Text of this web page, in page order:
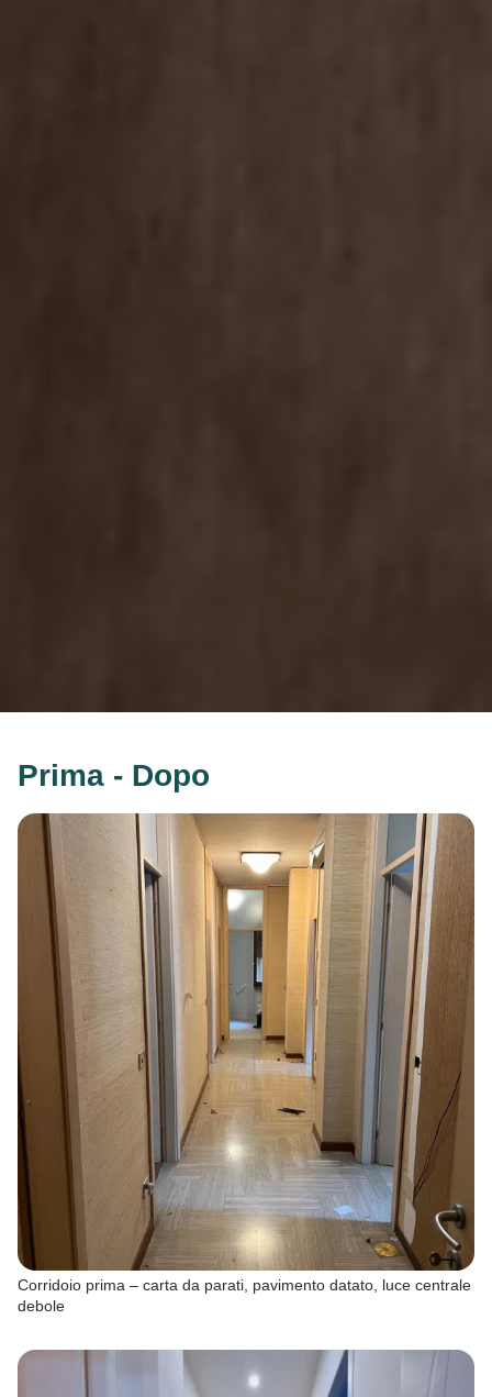
Prima - Dopo
Corridoio prima – carta da parati, pavimento datato, luce centrale
debole